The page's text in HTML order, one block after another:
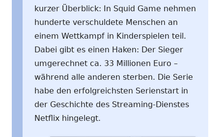
kurzer Überblick: In Squid Game nehmen
hunderte verschuldete Menschen an
einem Wettkampf in Kinderspielen teil.
Dabei gibt es einen Haken: Der Sieger
umgerechnet ca. 33 Millionen Euro –
während alle anderen sterben. Die Serie
habe den erfolgreichsten Serienstart in
der Geschichte des Streaming-Dienstes
Netflix hingelegt.